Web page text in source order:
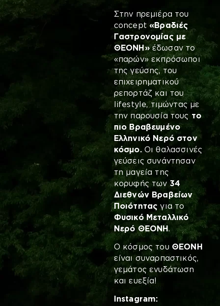
Στην πρεμιέρα του
concept«Βραδιές
Γαστρονομίας με
ΘΕΟΝΗ»έδωσαν το
«παρών» εκπρόσωποι
της γεύσης, του
επιχειρηματικού
ρεπορτάζ και του
lifestyle, τιμώντας με
την παρουσία τους το
πιο Βραβευμένο
Ελληνικό Νερό στον
κόσμο. Oι θαλασσινές
γεύσεις συνάντησαν
τη μαγεία της
κορυφής των 34
Διεθνών Βραβείων
Ποιότητας για το
Φυσικό Μεταλλικό
Νερό ΘΕΟΝΗ.
Ο κόσμος του ΘΕΟΝΗ
είναι συναρπαστικός,
γεμάτος ενυδάτωση
και ευεξία!
Instagram: